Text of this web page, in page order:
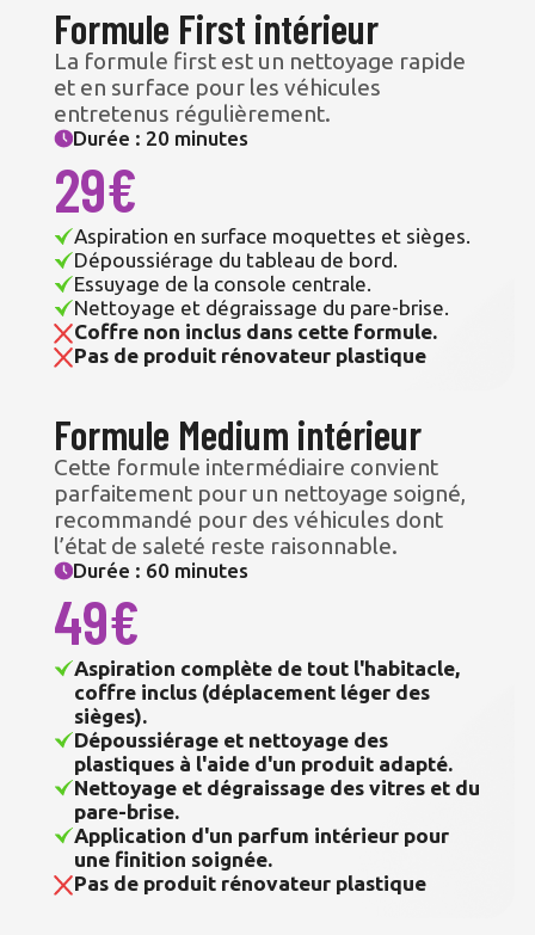
Formule First intérieur
La formule first est un nettoyage rapide
et en surface pour les véhicules
entretenus régulièrement.
Durée : 20 minutes
29€
Aspiration en surface moquettes et sièges.
Dépoussiérage du tableau de bord.
Essuyage de la console centrale.
Nettoyage et dégraissage du pare-brise.
Coffre non inclus dans cette formule.
Pas de produit rénovateur plastique
Formule Medium intérieur
Cette formule intermédiaire convient
parfaitement pour un nettoyage soigné,
recommandé pour des véhicules dont
l’état de saleté reste raisonnable.
Durée : 60 minutes
49€
Aspiration complète de tout l'habitacle,
coffre inclus (déplacement léger des
sièges).
Dépoussiérage et nettoyage des
plastiques à l'aide d'un produit adapté.
Nettoyage et dégraissage des vitres et du
pare-brise.
Application d'un parfum intérieur pour
une finition soignée.
Pas de produit rénovateur plastique